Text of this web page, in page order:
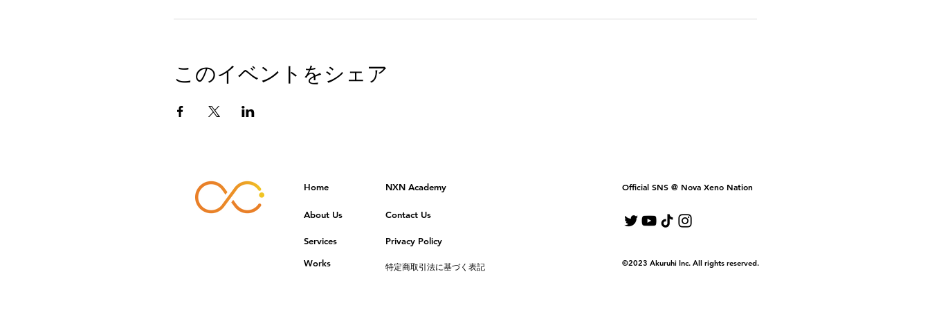
このイベントをシェア
Home
About Us
Services
Works
NXN Academy
Contact Us
Privacy Policy
特定商取引法に基づく表記
Official SNS @ Nova Xeno Nation
©2023 Akuruhi Inc. All rights reserved.